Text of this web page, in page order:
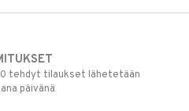
tehdyt tilaukset lähetetään
päivänä